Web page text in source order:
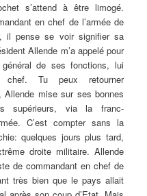
s’attend à être limogé.
en chef de l’armée de
il pense se voir signifier sa
Allende m’a appelé pour
de ses fonctions, lui
chef. Tu peux retourner
mise sur ses bonnes
supérieurs, via la franc-
C’est compter sans la
quelques jours plus tard,
droite militaire. Allende
de commandant en chef de
très bien que le pays allait